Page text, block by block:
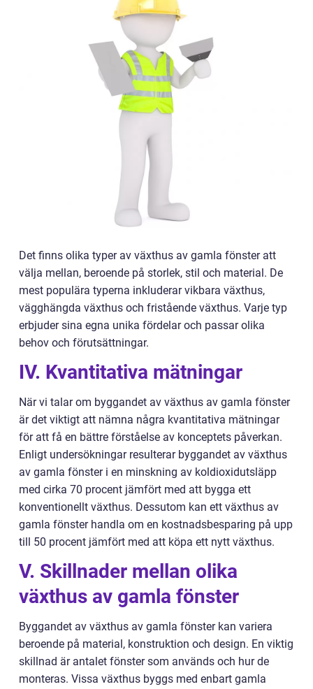
Det finns olika typer av växthus av gamla fönster att
välja mellan, beroende på storlek, stil och material. De
mest populära typerna inkluderar vikbara växthus,
vägghängda växthus och fristående växthus. Varje typ
erbjuder sina egna unika fördelar och passar olika
behov och förutsättningar.
IV. Kvantitativa mätningar
När vi talar om byggandet av växthus av gamla fönster
är det viktigt att nämna några kvantitativa mätningar
för att få en bättre förståelse av konceptets påverkan.
Enligt undersökningar resulterar byggandet av växthus
av gamla fönster i en minskning av koldioxidutsläpp
med cirka 70 procent jämfört med att bygga ett
konventionellt växthus. Dessutom kan ett växthus av
gamla fönster handla om en kostnadsbesparing på upp
till 50 procent jämfört med att köpa ett nytt växthus.
V. Skillnader mellan olika
växthus av gamla fönster
Byggandet av växthus av gamla fönster kan variera
beroende på material, konstruktion och design. En viktig
skillnad är antalet fönster som används och hur de
monteras. Vissa växthus byggs med enbart gamla